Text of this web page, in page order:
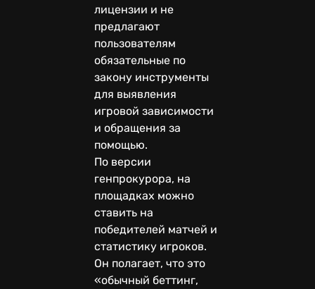
лицензии и не
предлагают
пользователям
обязательные по
закону инструменты
для выявления
игровой зависимости
и обращения за
помощью.
По версии
генпрокурора, на
площадках можно
ставить на
победителей матчей и
статистику игроков.
Он полагает, что это
«обычный беттинг,